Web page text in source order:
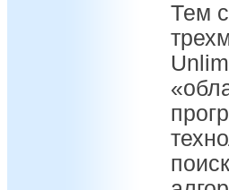
Тем